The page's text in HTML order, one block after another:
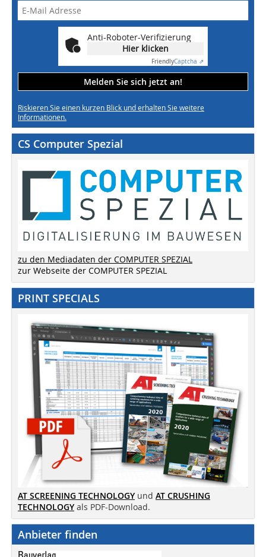
Anti-Roboter-Verifizierung
Hier klicken
FriendlyCaptcha ⇗
Melden Sie sich jetzt an!
Riskieren Sie einen kurzen Blick und erhalten Sie weitere
Informationen.
CS Computer Spezial
zu den Mediadaten der COMPUTER SPEZIAL
zur Webseite der COMPUTER SPEZIAL
PRINT SPECIALS
AT SCREENING TECHNOLOGY und AT CRUSHING
TECHNOLOGY als PDF-Download.
Anbieter finden